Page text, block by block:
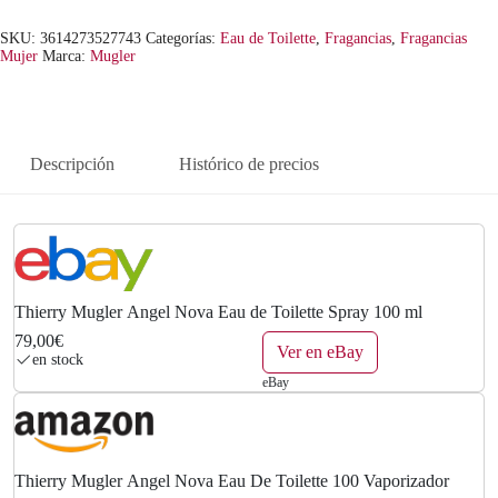
SKU: 3614273527743 Categorías: Eau de Toilette Fragancias Fragancias
Mujer Marca: Mugler
Descripción Histórico de precios
Thierry Mugler Angel Nova Eau de Toilette Spray 100 ml
79,00€
en stock Ver en eBay
eBay
Thierry Mugler Angel Nova Eau De Toilette 100 Vaporizador